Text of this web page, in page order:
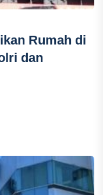
Rumah di
dan